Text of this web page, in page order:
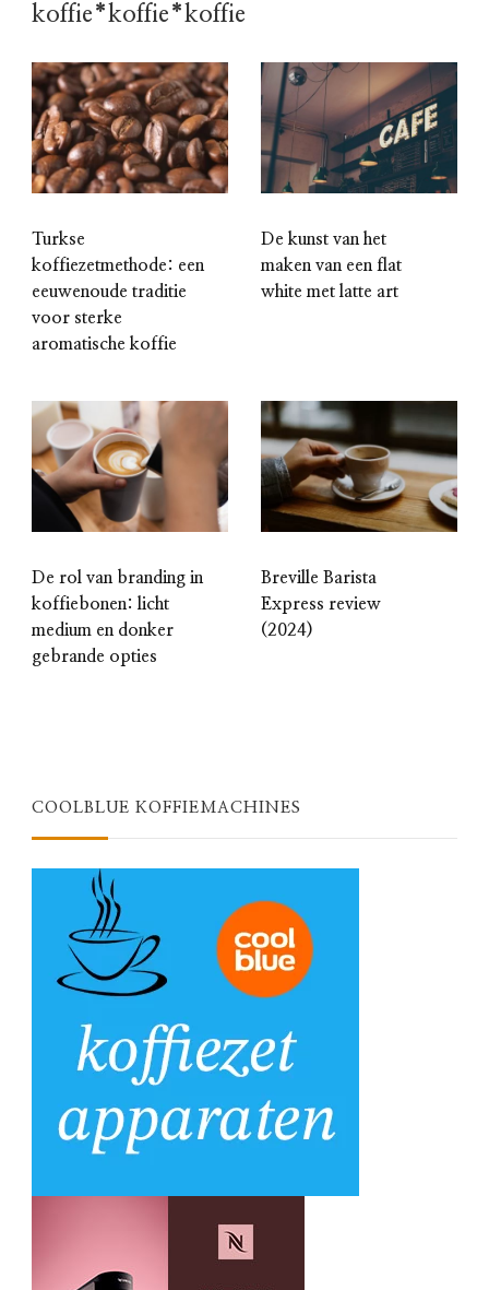
koffie*koffie*koffie
Turkse
koffiezetmethode: een
eeuwenoude traditie
voor sterke
aromatische koffie
De kunst van het
maken van een flat
white met latte art
De rol van branding in
koffiebonen: licht
medium en donker
gebrande opties
Breville Barista
Express review
(2024)
COOLBLUE KOFFIEMACHINES